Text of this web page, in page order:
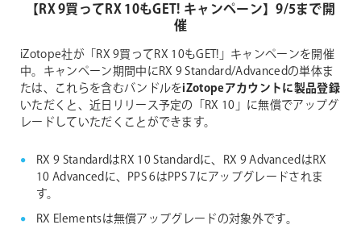
【RX 9買ってRX 10もGET! キャンペーン】9/5まで開
催
iZotope社が「RX 9買ってRX 10もGET!」キャンペーンを開催
中。キャンペーン期間中にRX 9 Standard/Advancedの単体ま
たは、これらを含むバンドルをiZotopeアカウントに製品登録
いただくと、近日リリース予定の「RX 10」に無償でアップグ
レードしていただくことができます。
RX 9 StandardはRX 10 Standardに、RX 9 AdvancedはRX
10 Advancedに、PPS 6はPPS 7にアップグレードされま
す。
RX Elementsは無償アップグレードの対象外です。